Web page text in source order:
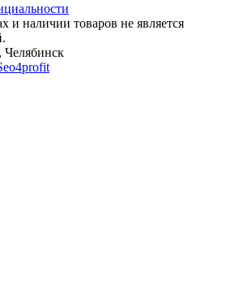
и наличии товаров не является
Челябинск